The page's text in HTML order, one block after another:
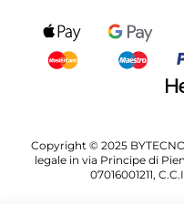
Copyright © 2025
legale in via Principe di
07016001211,